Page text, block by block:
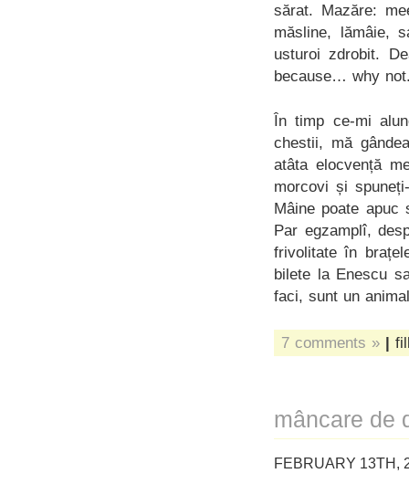
sărat. Mazăre:
măsline, lămâie,
usturoi zdrobit.
because… why
În timp ce-mi
chestii, mă
atâta elocvență
morcovi și
Mâine poate
Par egzamplî,
frivolitate în
bilete la Enescu
faci, sunt un
7 comments » |
mâncare de
FEBRUARY 13TH,